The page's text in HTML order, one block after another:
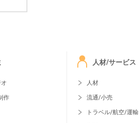
作
人材/サービス
人材
流通/小売
トラベル/航空/運輸